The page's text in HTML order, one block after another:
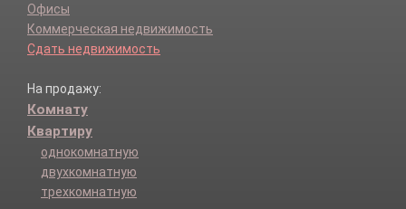
Офисы
Коммерческая недвижимость
Сдать недвижимость
На продажу:
Комнату
Квартиру
однокомнатную
двухкомнатную
трехкомнатную